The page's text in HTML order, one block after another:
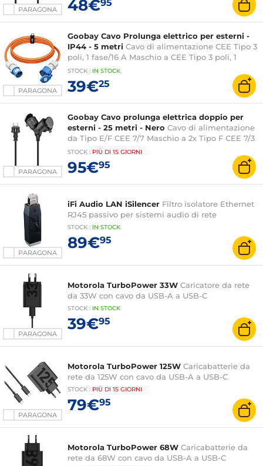
PARAGONA 48€95
PARAGONA
Goobay Cavo Prolunga elettrico per esterni -
IP44 - 5 metri Cavo di alimentazione CEE Tipo 3
poli, 1 fase/16 A Maschio a CEE Tipo 3 poli, 1
fase/16 A Femmina - 5 m
STOCK : IN STOCK
39€25
PARAGONA
Goobay Cavo prolunga elettrica doppio per
esterni - 25 metri - Nero Cavo di alimentazione
da Tipo E/F CEE 7/7 Maschio a 2x Tipo F CEE 7/3
Femmina - 25 m
STOCK : PIÙ DI 15 GIORNI
95€95
PARAGONA
iFi Audio LAN iSilencer Filtro isolatore Ethernet
RJ45 passivo per sistemi audio di rete
STOCK : IN STOCK
89€95
PARAGONA
Motorola TurboPower 33W Caricatore da rete
da 33W con cavo da USB-A a USB-C
STOCK : IN STOCK
39€95
PARAGONA
Motorola TurboPower 125W Caricabatterie da
rete da 125W con cavo da USB-A a USB-C
STOCK : PIÙ DI 15 GIORNI
79€95
Motorola TurboPower 68W Caricabatterie da
rete da 68W con cavo da USB-A a USB-C